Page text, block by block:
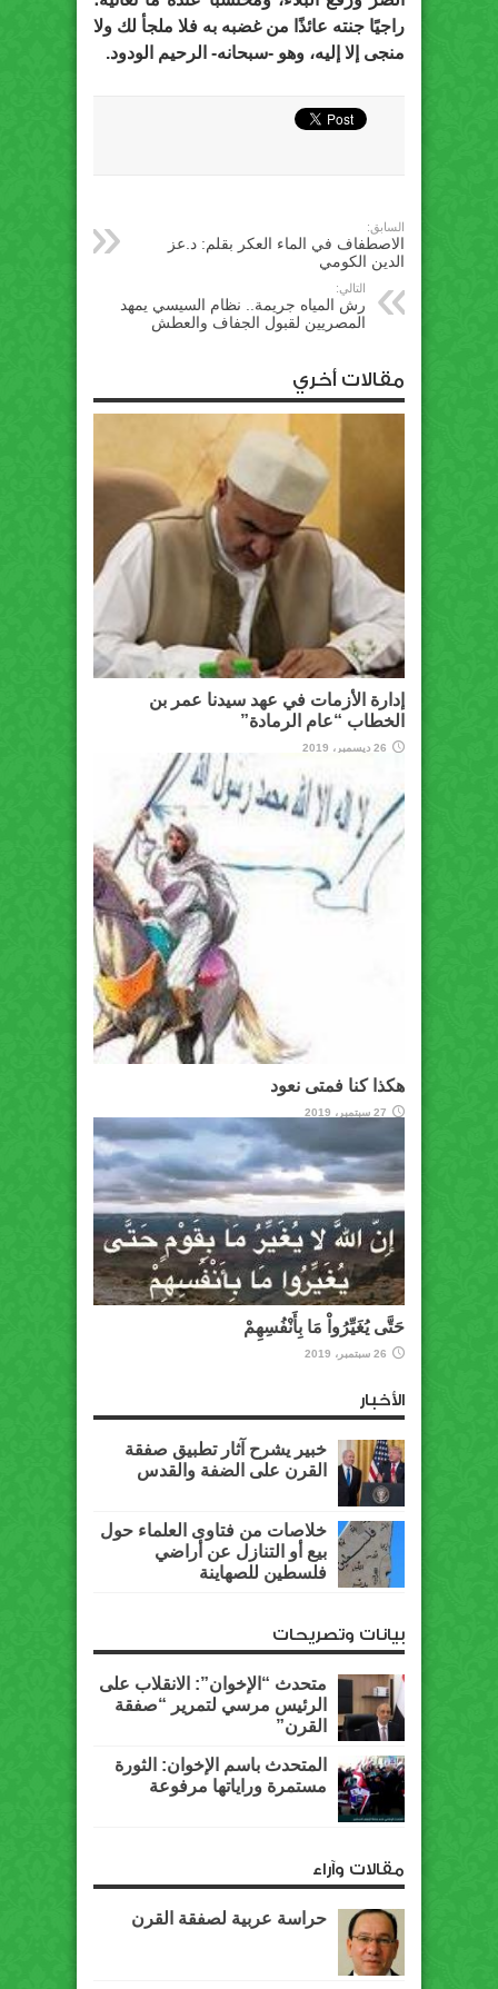
راجيًا جنته عائذًا من غضبه به فلا ملجأ لك ولا
منجى إلا إليه، وهو -سبحانه- الرحيم الودود.
السابق:
الاصطفاف في الماء العكر بقلم: د.عز
الدين الكومي
التالي:
رش المياه جريمة.. نظام السيسي يمهد
المصريين لقبول الجفاف والعطش
مقالات أخري
إدارة الأزمات في عهد سيدنا عمر بن
الخطاب “عام الرمادة”
26 ديسمبر، 2019
هكذا كنا فمتى نعود
27 سبتمبر، 2019
حَتَّى يُغَيِّرُواْ مَا بِأَنْفُسِهِمْ
26 سبتمبر، 2019
الأخبار
خبير يشرح آثار تطبيق صفقة
القرن على الضفة والقدس
خلاصات من فتاوى العلماء حول
بيع أو التنازل عن أراضي
فلسطين للصهاينة
بيانات وتصريحات
متحدث “الإخوان”: الانقلاب على
الرئيس مرسي لتمرير “صفقة
القرن”
المتحدث باسم الإخوان: الثورة
مستمرة وراياتها مرفوعة
مقالات وآراء
حراسة عربية لصفقة القرن